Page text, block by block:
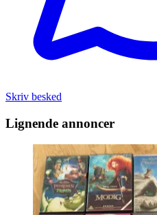
Skriv besked
Lignende annoncer